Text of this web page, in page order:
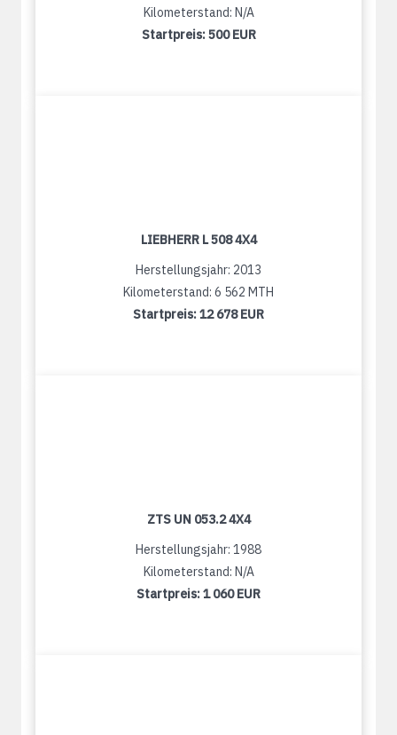
Kilometerstand: N/A
Startpreis:500 EUR
LIEBHERR L 508 4X4
Herstellungsjahr: 2013
Kilometerstand: 6 562 MTH
Startpreis:12 678 EUR
ZTS UN 053.2 4X4
Herstellungsjahr: 1988
Kilometerstand: N/A
Startpreis:1 060 EUR